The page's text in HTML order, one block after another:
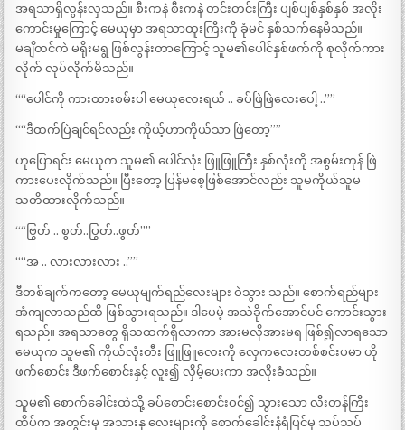
အရသာရှိလွန်းလှသည်။ စီးကနဲ စီးကနဲ တင်းတင်းကြီး ပျစ်ပျစ်နှစ်နှစ် အလိုး
ကောင်းမှုကြောင့် မေယုမှာ အရသာထူးကြီးကို ခုံမင် နှစ်သက်နေမိသည်။
မချိတင်ကဲ မရိုးမရွ ဖြစ်လွန်းတာကြောင့် သူမ၏ပေါင်နှစ်ဖက်ကို စုလိုက်ကား
လိုက် လုပ်လိုက်မိသည်။
““ပေါင်ကို ကားထားစမ်းပါ မေယုလေးရယ် .. ခပ်ဖြဲဖြဲလေးပေါ့ ..””
““ဒီထက်ပြဲချင်ရင်လည်း ကိုယ့်ဟာကိုယ်သာ ဖြဲတော့””
ဟုပြောရင်း မေယုက သူမ၏ ပေါင်လုံး ဖြူဖြူကြီး နှစ်လုံးကို အစွမ်းကုန် ဖြဲ
ကားပေးလိုက်သည်။ ပြီးတော့ ပြန်မစေ့ဖြစ်အောင်လည်း သူမကိုယ်သူမ
သတိထားလိုက်သည်။
““ဗြွတ် .. စွတ်..ပြွတ်..ဖွတ်””
““အ .. လားလားလား ..””
ဒီတစ်ချက်ကတော့ မေယုမျက်ရည်လေးများ ဝဲသွား သည်။ စောက်ရည်များ
အံကျလာသည်ထိ ဖြစ်သွားရသည်။ ဒါပေမဲ့ အသဲခိုက်အောင်ပင် ကောင်းသွား
ရသည်။ အရသာတွေ ရှိသထက်ရှိလာကာ အားမလိုအားမရ ဖြစ်၍လာရသော
မေယုက သူမ၏ ကိုယ်လုံးတီး ဖြူဖြူလေးကို လှေကလေးတစ်စင်းပမာ ဟို
ဖက်စောင်း ဒီဖက်စောင်းနှင့် လူး၍ လှိမ့်ပေးကာ အလိုးခံသည်။
သူမ၏ စောက်ခေါင်းထဲသို့ ခပ်စောင်းစောင်းဝင်၍ သွားသော လီးတန်ကြီး
ထိပ်က အတွင်းမှ အသားနု လေးများကို စောက်ခေါင်းနံရံပြင်မှ သပ်သပ်